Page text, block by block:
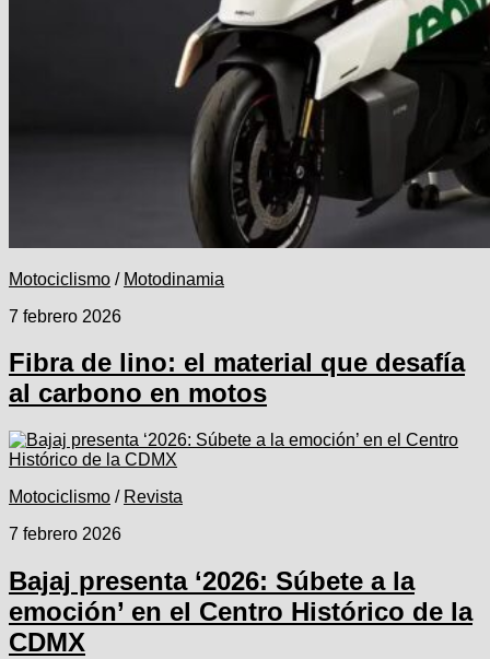
Motociclismo / Motodinamia
7 febrero 2026
Fibra de lino: el material que desafía
al carbono en motos
Motociclismo / Revista
7 febrero 2026
Bajaj presenta ‘2026: Súbete a la
emoción’ en el Centro Histórico de la
CDMX